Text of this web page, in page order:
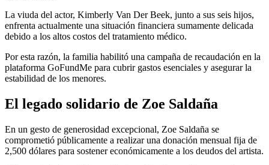
La viuda del actor, Kimberly Van Der Beek, junto a sus seis hijos,
enfrenta actualmente una situación financiera sumamente delicada
debido a los altos costos del tratamiento médico.
Por esta razón, la familia habilitó una campaña de recaudación en la
plataforma GoFundMe para cubrir gastos esenciales y asegurar la
estabilidad de los menores.
El legado solidario de Zoe Saldaña
En un gesto de generosidad excepcional, Zoe Saldaña se
comprometió públicamente a realizar una donación mensual fija de
2,500 dólares para sostener económicamente a los deudos del artista.